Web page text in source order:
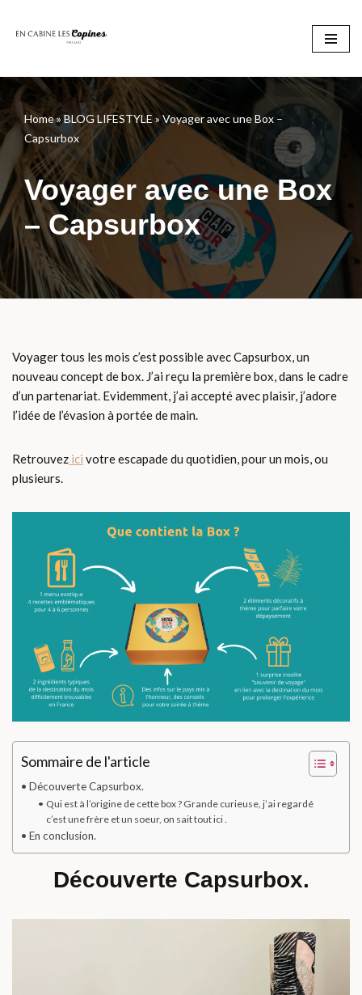
contenu
Home»BLOG LIFESTYLE»Voyager avec une Box –
Capsurbox
Voyager avec une Box
– Capsurbox
Voyager tous les mois c’est possible avec Capsurbox, un
nouveau concept de box. J’ai reçu la première box, dans le cadre
d’un partenariat. Evidemment, j’ai accepté avec plaisir, j’adore
l’idée de l’évasion à portée de main.
Retrouvez ici votre escapade du quotidien, pour un mois, ou
plusieurs.
Sommaire de l'article
Découverte Capsurbox.
Qui est à l’origine de cette box ? Grande curieuse, j’ai regardé
c’est une frère et un soeur, on sait tout ici .
En conclusion.
Découverte Capsurbox.